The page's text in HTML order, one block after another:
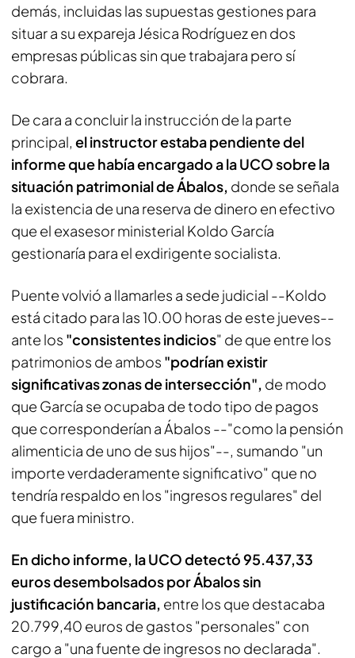
demás, incluidas las supuestas gestiones para
situar a su expareja Jésica Rodríguez en dos
empresas públicas sin que trabajara pero sí
cobrara.
De cara a concluir la instrucción de la parte
principal, el instructor estaba pendiente del
informe que había encargado a la UCO sobre la
situación patrimonial de Ábalos, donde se señala
la existencia de una reserva de dinero en efectivo
que el exasesor ministerial Koldo García
gestionaría para el exdirigente socialista.
Puente volvió a llamarles a sede judicial --Koldo
está citado para las 10.00 horas de este jueves--
ante los "consistentes indicios" de que entre los
patrimonios de ambos "podrían existir
significativas zonas de intersección", de modo
que García se ocupaba de todo tipo de pagos
que corresponderían a Ábalos --"como la pensión
alimenticia de uno de sus hijos"--, sumando "un
importe verdaderamente significativo" que no
tendría respaldo en los "ingresos regulares" del
que fuera ministro.
En dicho informe, la UCO detectó 95.437,33
euros desembolsados por Ábalos sin
justificación bancaria, entre los que destacaba
20.799,40 euros de gastos "personales" con
cargo a "una fuente de ingresos no declarada".